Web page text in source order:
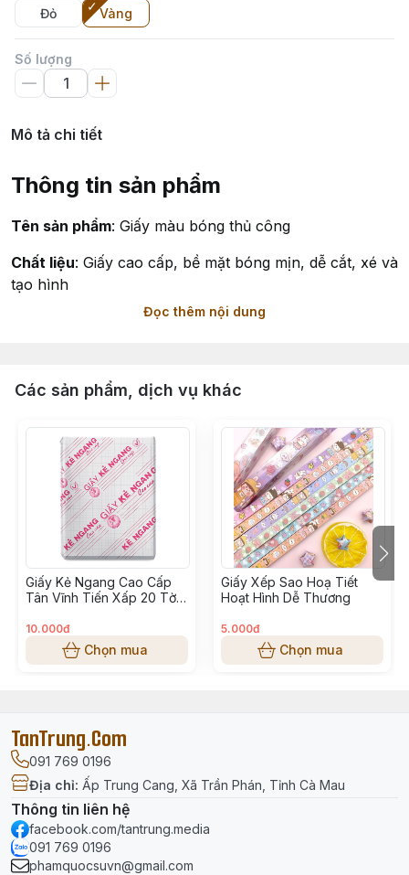
Đỏ
Vàng
Số lượng
Mô tả chi tiết
Thông tin sản phẩm
Tên sản phẩm: Giấy màu bóng thủ công
Chất liệu: Giấy cao cấp, bề mặt bóng mịn, dễ cắt, xé và
tạo hình
: 40 × 55 cm
Màu sắc: Nhiều màu rực rỡ, bắt mắt
Xuất xứ: Việt Nam
Đặc điểm nổi bật
Chất liệu giấy cao cấp
: Bề mặt bóng đẹp, màu sắc
tươi sáng, không phai.
Dễ sử dụng : Thích hợp cho học sinh, sinh viên, giáo
viên và các hoạt động thủ công mỹ thuật.
✅Kích thước lớn 40×55 cm
: Thuận tiện cho nhiều
không chứa hóa chất độc hại.
✅Ứng dụng rộng rãi: Làm đồ handmade, trang trí lớp
học, gói quà, làm backdrop.
Đọc thêm nội dung
Các sản phẩm, dịch vụ khác
Giấy Kẻ Ngang Cao Cấp
Tân Vĩnh Tiến Xấp 20 Tờ –
Mực
10.000đ
Chọn mua
Giấy Xếp Sao Hoạ Tiết
Hoạt Hình Dễ Thương
5.000đ
Chọn mua
TanTrung.Com
091 769 0196
Địa chỉ: Ấp Trung Cang, Xã Trần Phán, Tỉnh Cà Mau
Thông tin liên hệ
facebook.com/tantrung.media
091 769 0196
phamquocsuvn@gmail.com